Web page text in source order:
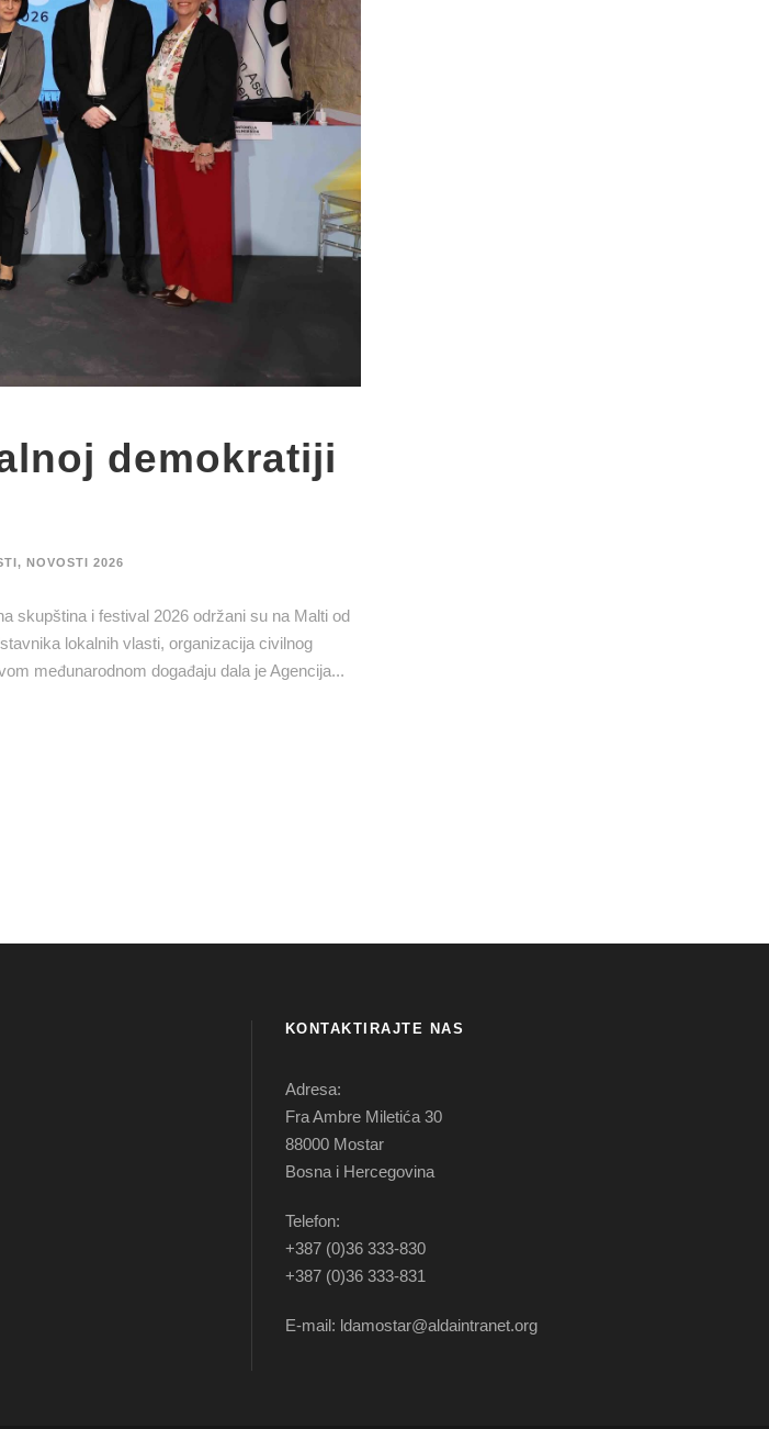
demokratiji
, NOVOSTI 2026
skupština i festival 2026 održani su na Malti od
lokalnih vlasti, organizacija civilnog
međunarodnom događaju dala je Agencija...
KONTAKTIRAJTE NAS
Adresa:
Fra Ambre Miletića 30
88000 Mostar
Bosna i Hercegovina
Telefon:
+387 (0)36 333-830
+387 (0)36 333-831
E-mail: ldamostar@aldaintranet.org